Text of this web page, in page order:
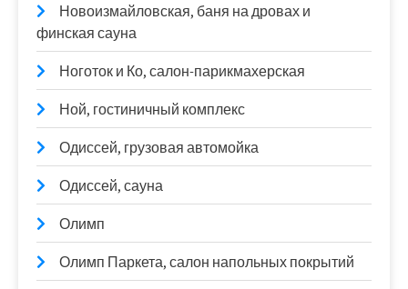
Новоизмайловская, баня на дровах и
финская сауна
Ноготок и Ко, салон-парикмахерская
Ной, гостиничный комплекс
Одиссей, грузовая автомойка
Одиссей, сауна
Олимп
Олимп Паркета, салон напольных покрытий